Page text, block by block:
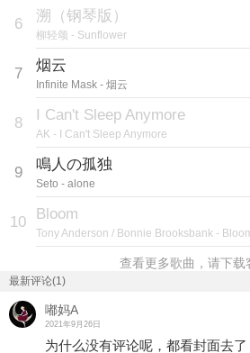
6 溯（钢琴版）
柳轻颂 - Sunflower
7 烟云
Infinite Mask - 烟云
8 I Can't Sleep Anymore
AK - I Can't Sleep Anymore
9 鳴人の孤独
Seto - alone
10 Bloom
Tony Anderson / Bonnie Brooksbank -
查看更多歌曲，请下载
最新评论(1)
嘟妈A
2021年9月26日
为什么没有评论呢，都看封面去了